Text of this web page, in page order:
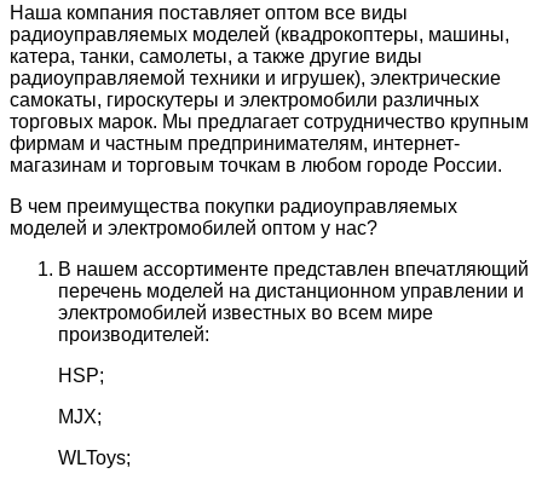
Наша компания поставляет оптом все виды
радиоуправляемых моделей (квадрокоптеры, машины,
катера, танки, самолеты, а также другие виды
радиоуправляемой техники и игрушек), электрические
самокаты, гироскутеры и электромобили различных
торговых марок. Мы предлагает сотрудничество крупным
фирмам и частным предпринимателям, интернет-
магазинам и торговым точкам в любом городе России.
В чем преимущества покупки радиоуправляемых
моделей и электромобилей оптом у нас?
В нашем ассортименте представлен впечатляющий
перечень моделей на дистанционном управлении и
электромобилей известных во всем мире
производителей:
HSP;
MJX;
WLToys;